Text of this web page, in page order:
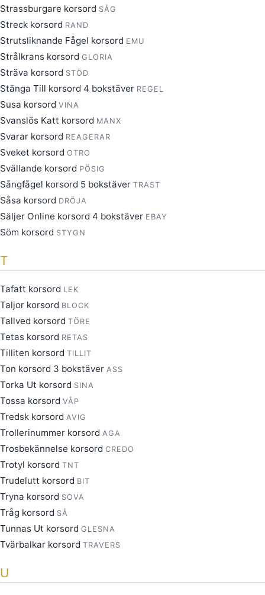
Strassburgare korsord SÅG
Streck korsord RAND
Strutsliknande Fågel korsord EMU
Strålkrans korsord GLORIA
Sträva korsord STÖD
Stänga Till korsord 4 bokstäver REGEL
Susa korsord VINA
Svanslös Katt korsord MANX
Svarar korsord REAGERAR
Sveket korsord OTRO
Svällande korsord PÖSIG
Sångfågel korsord 5 bokstäver TRAST
Såsa korsord DRÖJA
Säljer Online korsord 4 bokstäver EBAY
Söm korsord STYGN
T
Tafatt korsord LEK
Taljor korsord BLOCK
Tallved korsord TÖRE
Tetas korsord RETAS
Tilliten korsord TILLIT
Ton korsord 3 bokstäver ASS
Torka Ut korsord SINA
Tossa korsord VÅP
Tredsk korsord AVIG
Trollerinummer korsord AGA
Trosbekännelse korsord CREDO
Trotyl korsord TNT
Trudelutt korsord BIT
Tryna korsord SOVA
Tråg korsord SÅ
Tunnas Ut korsord GLESNA
Tvärbalkar korsord TRAVERS
U